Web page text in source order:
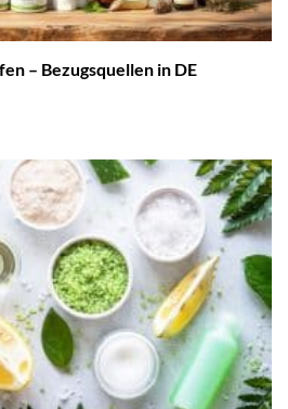
– Bezugsquellen in DE